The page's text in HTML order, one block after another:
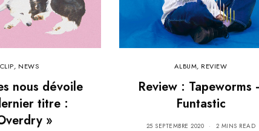
CLIP, NEWS
nous dévoile
titre :
»
ALBUM, REVIEW
Review : Tapeworms
Funtastic
25 SEPTEMBRE 2020 2 MINS READ